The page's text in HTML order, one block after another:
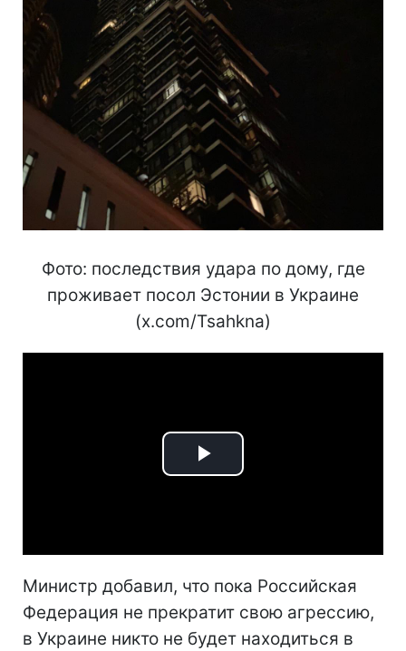
Фото: последствия удара по дому, где
проживает посол Эстонии в Украине
(x.com/Tsahkna)
Play
Министр добавил, что пока Российская
Федерация не прекратит свою агрессию,
в Украине никто не будет находиться в